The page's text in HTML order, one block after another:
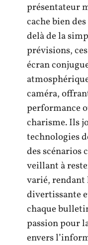
présentateur
cache bien
delà de la
prévisions,
écran
caméra,
performance
charisme. Ils
technologies
des scénarios
veillant à
varié, rendant
divertissante
chaque
passion pour
envers